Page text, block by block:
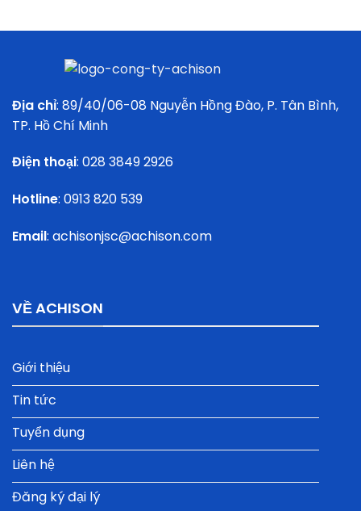
Địa chỉ: 89/40/06-08 Nguyễn Hồng Đào, P. Tân Bình,
TP. Hồ Chí Minh
Điện thoại: 028 3849 2926
Hotline: 0913 820 539
Email: achisonjsc@achison.com
VỀ ACHISON
Giới thiệu
Tin tức
Tuyển dụng
Liên hệ
Đăng ký đại lý